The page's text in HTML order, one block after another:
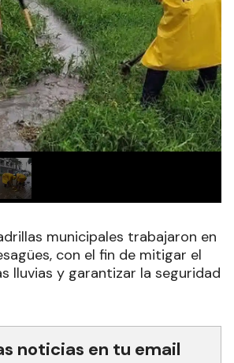
municipales trabajaron en
con el fin de mitigar el
lluvias y garantizar la seguridad
noticias en tu email